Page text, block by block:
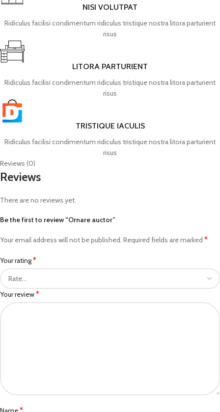
NISI VOLUTPAT
Ridiculus facilisi condimentum ridiculus tristique nostra litora parturient
risus
LITORA PARTURIENT
Ridiculus facilisi condimentum ridiculus tristique nostra litora parturient
risus
TRISTIQUE IACULIS
Ridiculus facilisi condimentum ridiculus tristique nostra litora parturient
risus
Reviews (0)
Reviews
There are no reviews yet.
Be the first to review “Ornare auctor”
Your email address will not be published. Required fields are marked *
Your rating*
Your review*
*